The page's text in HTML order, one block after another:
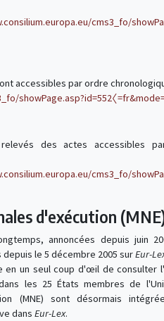
cms3_fo/
accessibles par ordre
des actes accessibles
cms3_fo/
d'exécution
annoncées depuis juin
le 5 décembre 2005 surEur-
en un seul coup d'œil de consulter
les 25 États membres de
(MNE) sont désormais
dans Eur-Lex.